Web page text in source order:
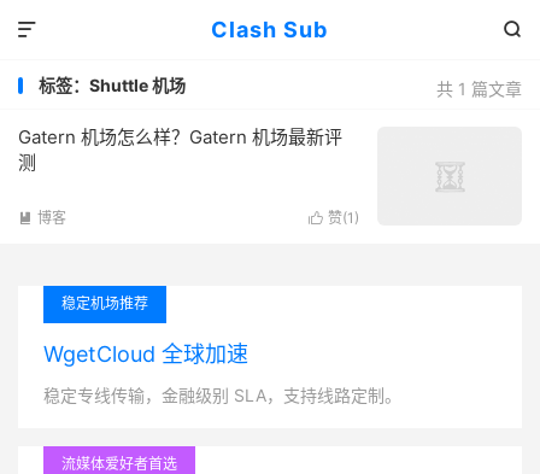
Clash Sub 

共 1 篇文章
标签：Shuttle 机场
Gatern 机场怎么样？Gatern 机场最新评
测
 赞(1 )
 博客
稳定机场推荐
WgetCloud 全球加速
稳定专线传输，金融级别 SLA，支持线路定制。
流媒体爱好者首选